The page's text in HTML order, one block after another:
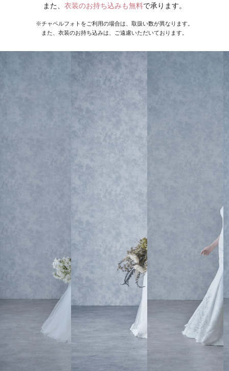
また、 衣装のお持ち込みも無料で承ります。
※チャペルフォトをご利用の場合は、取扱い数が異なります。
また、衣装のお持ち込みは、ご遠慮いただいております。